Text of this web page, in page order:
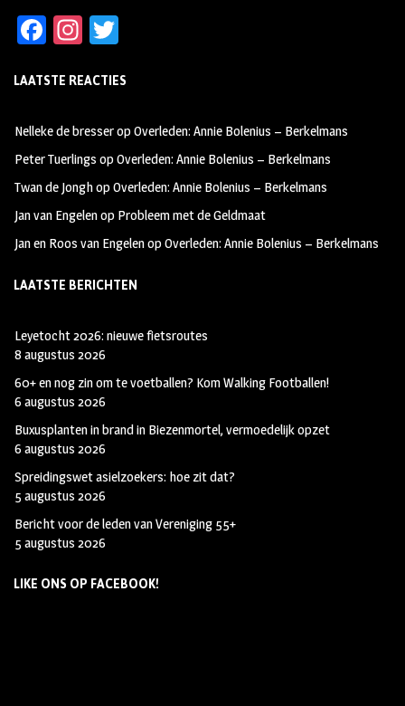
Fa
b
oo
k
In
ag
m
tt
LAATSTE REACTIES
Nelleke de bresseropOverleden: Annie Bolenius – Berkelmans
Peter Tuerlings opOverleden: Annie Bolenius – Berkelmans
Twan de JonghopOverleden: Annie Bolenius – Berkelmans
Jan van Engelenop Probleem met de Geldmaat
Jan en Roos van EngelenopOverleden: Annie Bolenius – Berkelmans
LAATSTE BERICHTEN
Leyetocht 2026: nieuwe fietsroutes
8 augustus 2026
60+ en nog zin om te voetballen? Kom Walking Footballen!
6 augustus 2026
Buxusplanten in brand in Biezenmortel, vermoedelijk opzet
6 augustus 2026
Spreidingswet asielzoekers: hoe zit dat?
5 augustus 2026
Bericht voor de leden van Vereniging 55+
5 augustus 2026
LIKE ONS OP FACEBOOK!